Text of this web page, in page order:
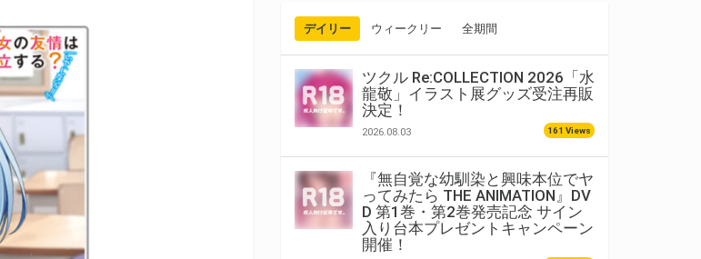
デイリー ウィークリー 全期間
ツクル Re:COLLECTION 2026「水
龍敬」イラスト展グッズ受注再販
決定！
2026.08.03 161 Views
『無自覚な幼馴染と興味本位でヤ
ってみたら THE ANIMATION』DV
D 第1巻・第2巻発売記念 サイン
入り台本プレゼントキャンペーン
開催！